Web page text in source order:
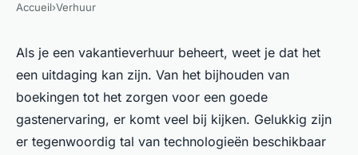
Accueil›Verhuur
Als je een vakantieverhuur beheert, weet je dat het
een uitdaging kan zijn. Van het bijhouden van
boekingen tot het zorgen voor een goede
gastenervaring, er komt veel bij kijken. Gelukkig zijn
er tegenwoordig tal van technologieën beschikbaar